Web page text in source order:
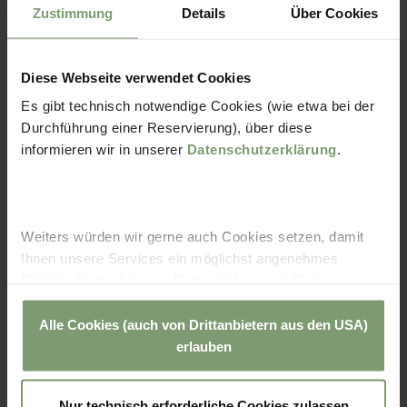
Zustimmung Details Über Cookies
Diese Webseite verwendet Cookies
Es gibt technisch notwendige Cookies (wie etwa bei der
Durchführung einer Reservierung), über diese
informieren wir in unserer Datenschutzerklärung.
Weiters würden wir gerne auch Cookies setzen, damit
Ihnen unsere Services ein möglichst angenehmes
Drittanbietern teilweise aus den USA. Sie können
entweder alle Cookies akzeptieren und diese in der
Zukunft jederzeit widerrufen oder der Verwendung von
Cookies, die nicht technisch erforderlich sind,
Alle Cookies (auch von Drittanbietern aus den USA)
erlauben
ANGEBOTE